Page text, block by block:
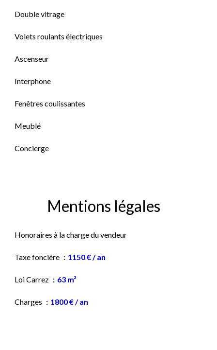
Double vitrage
Volets roulants électriques
Ascenseur
Interphone
Fenêtres coulissantes
Meublé
Concierge
Mentions légales
Honoraires à la charge du vendeur
Taxe foncière 1150 € / an
Loi Carrez 63 m²
Charges 1800 € / an